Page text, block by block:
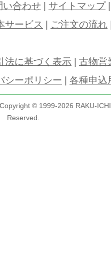
い合わせ サイトマップ
サービス ご注文の流れ
法に基づく表示
古物営
シーポリシー 各種申込
© 1999-2026 RAKU-
Reserved.